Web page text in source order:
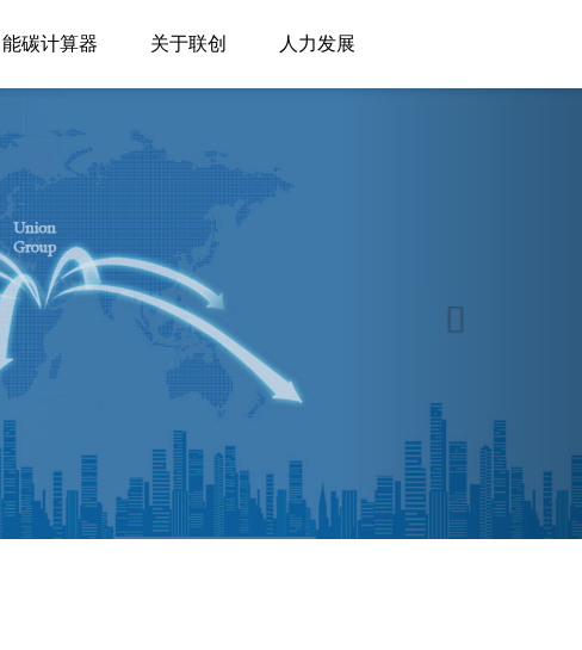
能碳计算器 关于联创 人力发展